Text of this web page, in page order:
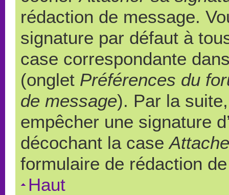
rédaction de message.
signature par défaut à
case correspondante
(onglet Préférences du
de message). Par la
empêcher une signature
décochant la case
formulaire de rédaction
Haut